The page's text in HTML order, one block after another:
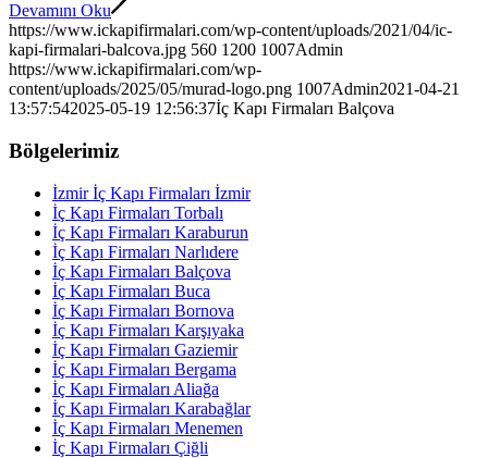
Devamını Oku
https://www.ickapifirmalari.com/wp-content/uploads/2021/04/ic-
kapi-firmalari-balcova.jpg 560 1200 1007Admin
https://www.ickapifirmalari.com/wp-
content/uploads/2025/05/murad-logo.png 1007Admin2021-04-21
13:57:542025-05-19 12:56:37İç Kapı Firmaları Balçova
Bölgelerimiz
İzmir İç Kapı Firmaları İzmir
İç Kapı Firmaları Torbalı
İç Kapı Firmaları Karaburun
İç Kapı Firmaları Narlıdere
İç Kapı Firmaları Balçova
İç Kapı Firmaları Buca
İç Kapı Firmaları Bornova
İç Kapı Firmaları Karşıyaka
İç Kapı Firmaları Gaziemir
İç Kapı Firmaları Bergama
İç Kapı Firmaları Aliağa
İç Kapı Firmaları Karabağlar
İç Kapı Firmaları Menemen
İç Kapı Firmaları Çiğli